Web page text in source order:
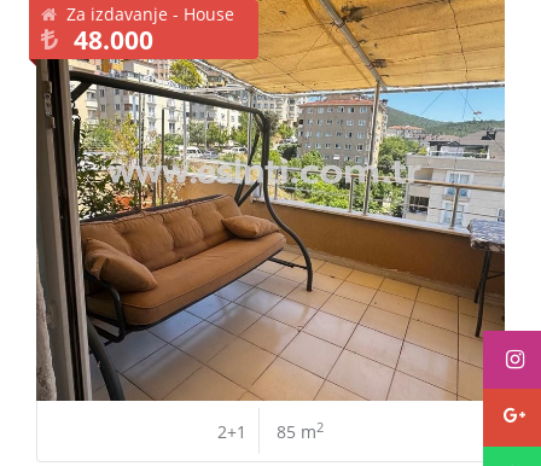
Za izdavanje - House
48.000
2+1 85 m2